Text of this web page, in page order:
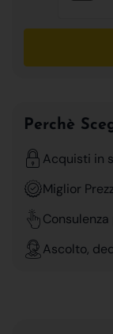
Perchè
Acquisti in
Miglior
Ascolto,